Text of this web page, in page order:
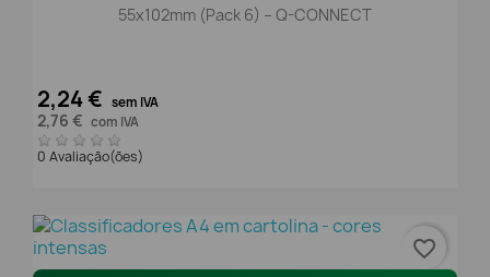
55x102mm (Pack 6) – Q-CONNECT
2,24 € sem IVA
2,76 € com IVA
0 Avaliação(ões)
favorite_border